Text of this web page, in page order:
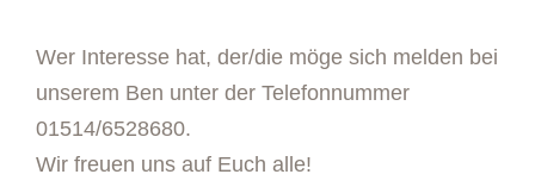
Wer Interesse hat, der/die möge sich melden bei
unserem Ben unter der Telefonnummer
01514/6528680.
Wir freuen uns auf Euch alle!